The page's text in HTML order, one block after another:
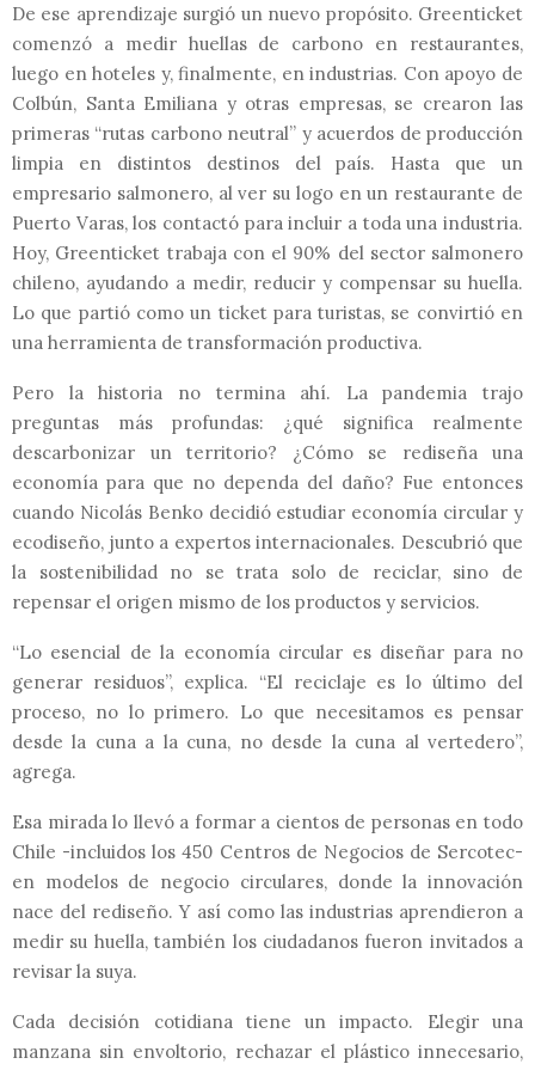
De ese aprendizaje surgió un nuevo propósito. Greenticket
comenzó a medir huellas de carbono en restaurantes,
luego en hoteles y, finalmente, en industrias. Con apoyo de
Colbún, Santa Emiliana y otras empresas, se crearon las
primeras “rutas carbono neutral” y acuerdos de producción
limpia en distintos destinos del país. Hasta que un
empresario salmonero, al ver su logo en un restaurante de
Puerto Varas, los contactó para incluir a toda una industria.
Hoy, Greenticket trabaja con el 90% del sector salmonero
chileno, ayudando a medir, reducir y compensar su huella.
Lo que partió como un ticket para turistas, se convirtió en
una herramienta de transformación productiva.
Pero la historia no termina ahí. La pandemia trajo
preguntas más profundas: ¿qué significa realmente
descarbonizar un territorio? ¿Cómo se rediseña una
economía para que no dependa del daño? Fue entonces
cuando Nicolás Benko decidió estudiar economía circular y
ecodiseño, junto a expertos internacionales. Descubrió que
la sostenibilidad no se trata solo de reciclar, sino de
repensar el origen mismo de los productos y servicios.
“Lo esencial de la economía circular es diseñar para no
generar residuos”, explica. “El reciclaje es lo último del
proceso, no lo primero. Lo que necesitamos es pensar
desde la cuna a la cuna, no desde la cuna al vertedero”,
agrega.
Esa mirada lo llevó a formar a cientos de personas en todo
Chile -incluidos los 450 Centros de Negocios de Sercotec-
en modelos de negocio circulares, donde la innovación
nace del rediseño. Y así como las industrias aprendieron a
medir su huella, también los ciudadanos fueron invitados a
revisar la suya.
Cada decisión cotidiana tiene un impacto. Elegir una
manzana sin envoltorio, rechazar el plástico innecesario,